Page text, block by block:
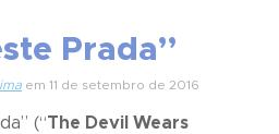
HistóriaPrada”
em 11 de setembro de 2016
” (“The Devil Wears